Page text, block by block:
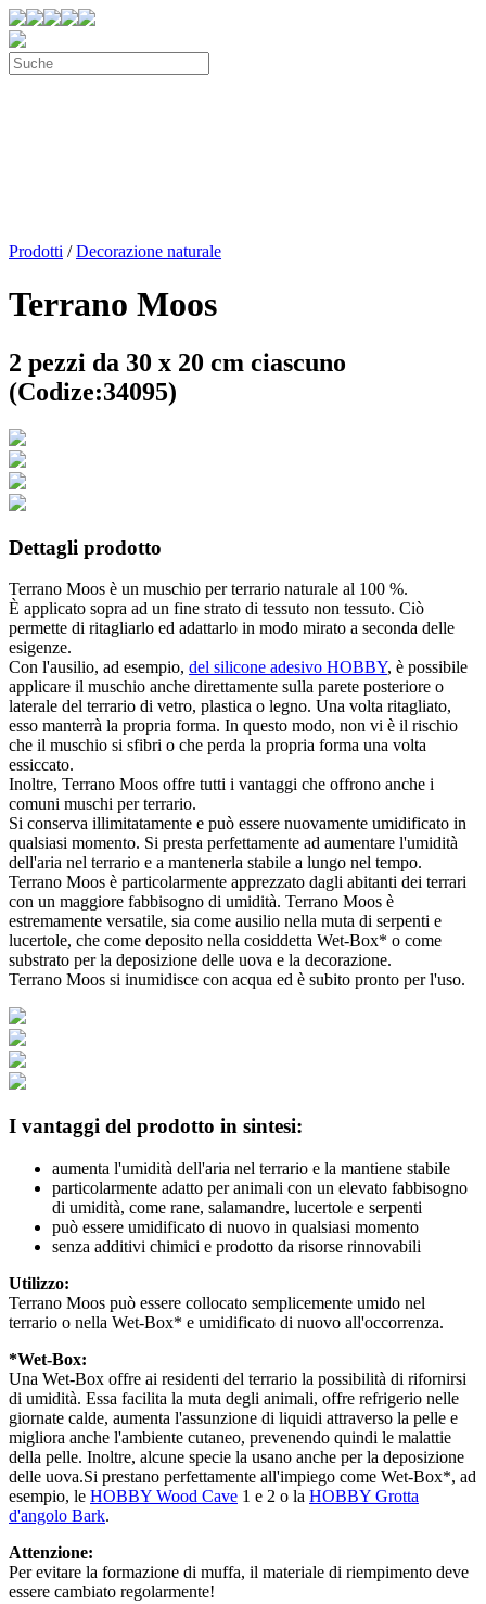
Prodotti /Decorazione naturale
Terrano Moos
2 pezzi da 30 x 20 cm ciascuno
(Codize:34095)
Dettagli prodotto
Terrano Moos è un muschio per terrario naturale al 100 %.
È applicato sopra ad un fine strato di tessuto non tessuto. Ciò
permette di ritagliarlo ed adattarlo in modo mirato a seconda delle
esigenze.
Con l'ausilio, ad esempio, del silicone adesivo HOBBY, è possibile
applicare il muschio anche direttamente sulla parete posteriore o
laterale del terrario di vetro, plastica o legno. Una volta ritagliato,
esso manterrà la propria forma. In questo modo, non vi è il rischio
che il muschio si sfibri o che perda la propria forma una volta
essiccato.
Inoltre, Terrano Moos offre tutti i vantaggi che offrono anche i
comuni muschi per terrario.
Si conserva illimitatamente e può essere nuovamente umidificato in
qualsiasi momento. Si presta perfettamente ad aumentare l'umidità
dell'aria nel terrario e a mantenerla stabile a lungo nel tempo.
Terrano Moos è particolarmente apprezzato dagli abitanti dei terrari
con un maggiore fabbisogno di umidità. Terrano Moos è
estremamente versatile, sia come ausilio nella muta di serpenti e
lucertole, che come deposito nella cosiddetta Wet-Box* o come
substrato per la deposizione delle uova e la decorazione.
Terrano Moos si inumidisce con acqua ed è subito pronto per l'uso.
I vantaggi del prodotto in sintesi:
aumenta l'umidità dell'aria nel terrario e la mantiene stabile
particolarmente adatto per animali con un elevato fabbisogno
di umidità, come rane, salamandre, lucertole e serpenti
può essere umidificato di nuovo in qualsiasi momento
senza additivi chimici e prodotto da risorse rinnovabili
Utilizzo:
Terrano Moos può essere collocato semplicemente umido nel
terrario o nella Wet-Box* e umidificato di nuovo all'occorrenza.
*Wet-Box:
Una Wet-Box offre ai residenti del terrario la possibilità di rifornirsi
di umidità. Essa facilita la muta degli animali, offre refrigerio nelle
giornate calde, aumenta l'assunzione di liquidi attraverso la pelle e
migliora anche l'ambiente cutaneo, prevenendo quindi le malattie
della pelle. Inoltre, alcune specie la usano anche per la deposizione
delle uova.Si prestano perfettamente all'impiego come Wet-Box*, ad
esempio, le HOBBY Wood Cave 1 e 2 o la HOBBY Grotta
d'angolo Bark.
Attenzione:
Per evitare la formazione di muffa, il materiale di riempimento deve
essere cambiato regolarmente!